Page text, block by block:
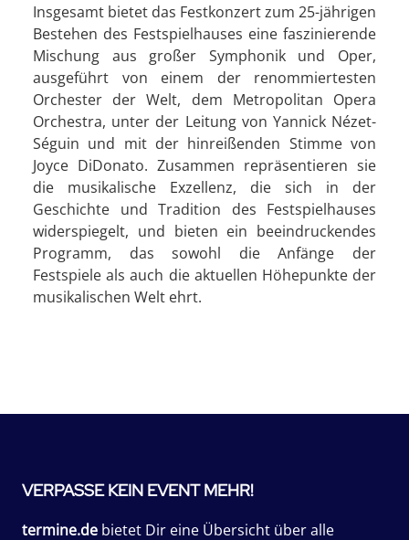
Insgesamt bietet das Festkonzert zum 25-jährigen
Bestehen des Festspielhauses eine faszinierende
Mischung aus großer Symphonik und Oper,
ausgeführt von einem der renommiertesten
Orchester der Welt, dem Metropolitan Opera
Orchestra, unter der Leitung von Yannick Nézet-
Séguin und mit der hinreißenden Stimme von
Joyce DiDonato. Zusammen repräsentieren sie
die musikalische Exzellenz, die sich in der
Geschichte und Tradition des Festspielhauses
widerspiegelt, und bieten ein beeindruckendes
Programm, das sowohl die Anfänge der
Festspiele als auch die aktuellen Höhepunkte der
musikalischen Welt ehrt.
VERPASSE KEIN EVENT MEHR!
termine.de bietet Dir eine Übersicht über alle